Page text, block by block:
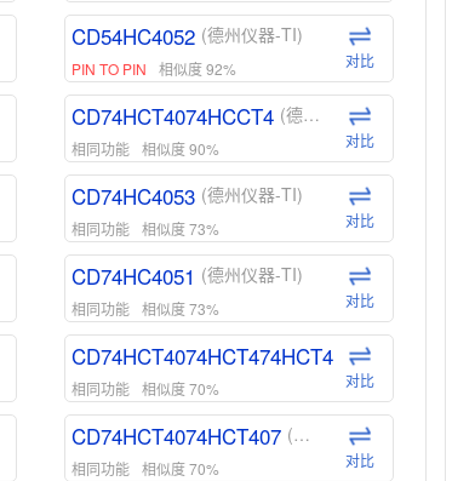
CD54HC4052 (德州仪器-TI)
PIN TO PIN 相似度 92% 对比
CD74HCT4074HCCT4 (德州仪器-TI)
相同功能 相似度 90% 对比
CD74HC4053 (德州仪器-TI)
相同功能 相似度 73% 对比
CD74HC4051 (德州仪器-TI)
相同功能 相似度 73% 对比
CD74HCT4074HCT474HCT4 (德州仪器-TI)
相同功能 相似度 70% 对比
CD74HCT4074HCT407 (德州仪器-TI)
相同功能 相似度 70% 对比